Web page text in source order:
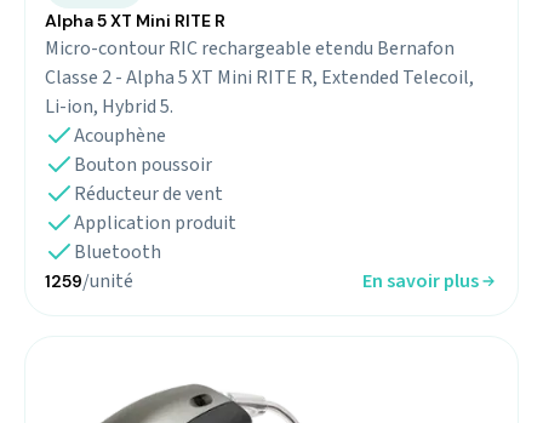
Alpha 5 XT Mini RITE R
Micro-contour RIC rechargeable etendu Bernafon
Classe 2 - Alpha 5 XT Mini RITE R, Extended Telecoil,
Li-ion, Hybrid 5.
Acouphène
Bouton poussoir
Réducteur de vent
Application produit
Bluetooth
1259/unité En savoir plus